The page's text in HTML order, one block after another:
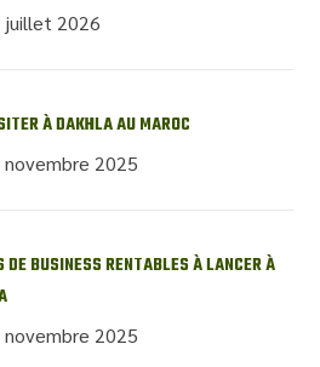
LOCAL
juillet 2026
À DAKHLA AU MAROC
novembre 2025
DE BUSINESS RENTABLES À LANCER À
novembre 2025